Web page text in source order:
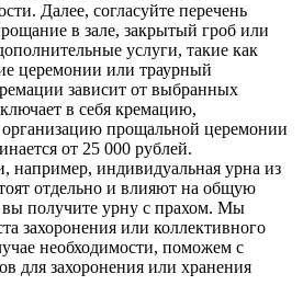
Далее, согласуйте перечень
в зале, закрытый гроб или
услуги, такие как
церемонии или траурный
зависит от выбранных
в себя кремацию,
прощальной церемонии
от 25 000 рублей.
например, индивидуальная урна из
отдельно и влияют на общую
получите урну с прахом. Мы
захоронения или коллективного
необходимости, поможем с
для захоронения или хранения